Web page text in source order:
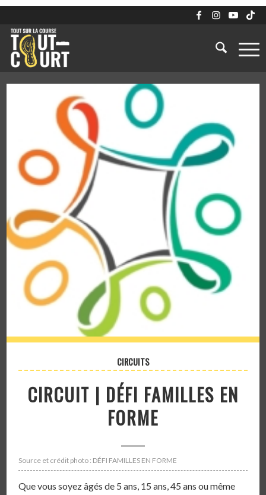
CIRCUITS
CIRCUIT | DÉFI FAMILLES EN
FORME
Source et crédit photo : DÉFI FAMILLES EN FORME
Que vous soyez âgés de 5 ans, 15 ans, 45 ans ou même